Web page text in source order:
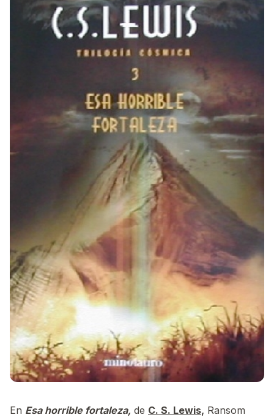
En Esa horrible fortaleza, de C. S. Lewis, Ransom